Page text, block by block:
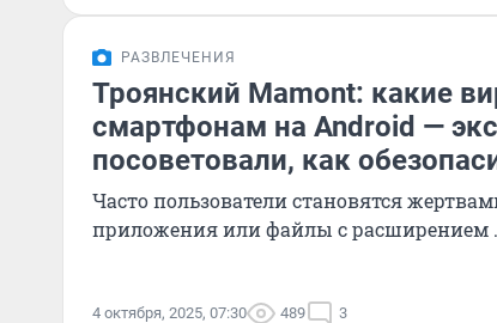
РАЗВЛЕЧЕНИЯ
Троянский Маmоnt: какие
смартфонам на Android —
посоветовали, как
Часто пользователи становятся
приложения или файлы с расширением
4 октября, 2025, 07:30 489 3